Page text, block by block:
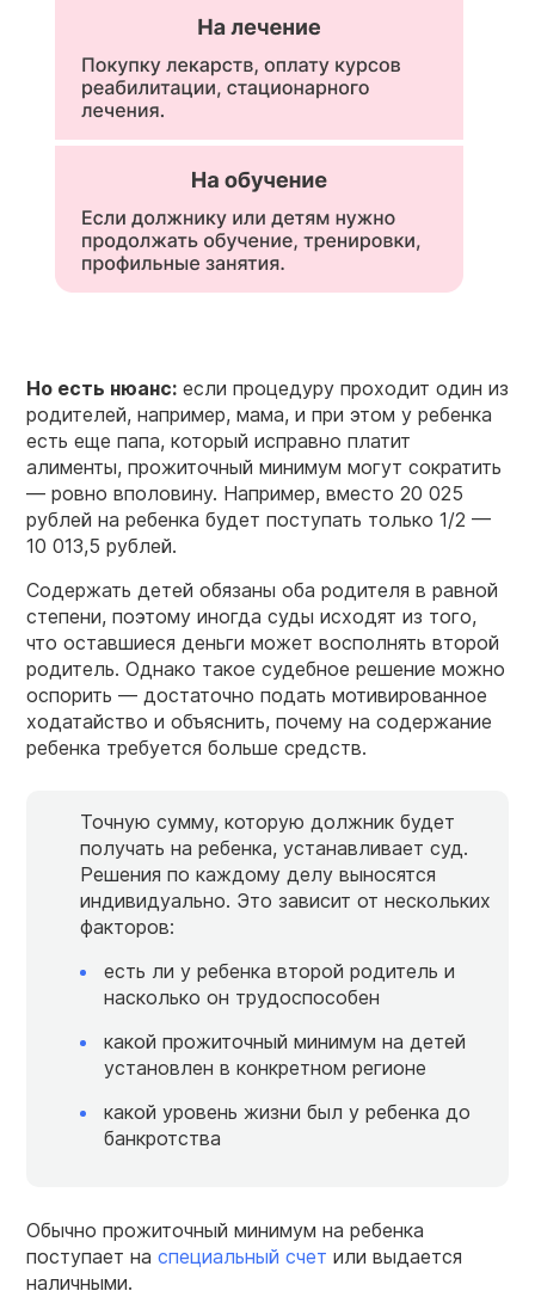
Но есть нюанс: если процедуру проходит один из
родителей, например, мама, и при этом у ребенка
есть еще папа, который исправно платит
алименты, прожиточный минимум могут сократить
— ровно вполовину. Например, вместо 20 025
рублей на ребенка будет поступать только 1/2 —
10 013,5 рублей.
Содержать детей обязаны оба родителя в равной
степени, поэтому иногда суды исходят из того,
что оставшиеся деньги может восполнять второй
родитель. Однако такое судебное решение можно
оспорить — достаточно подать мотивированное
ходатайство и объяснить, почему на содержание
ребенка требуется больше средств.
Точную сумму, которую должник будет
получать на ребенка, устанавливает суд.
Решения по каждому делу выносятся
индивидуально. Это зависит от нескольких
факторов:
есть ли у ребенка второй родитель и
насколько он трудоспособен
какой прожиточный минимум на детей
установлен в конкретном регионе
какой уровень жизни был у ребенка до
банкротства
Обычно прожиточный минимум на ребенка
поступает на специальный счет или выдается
наличными.